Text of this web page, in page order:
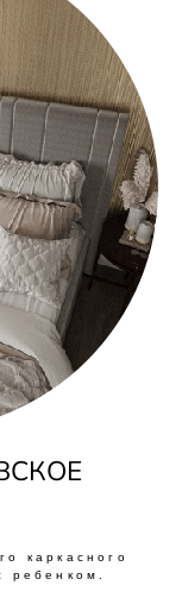
каркасного
ребенком.